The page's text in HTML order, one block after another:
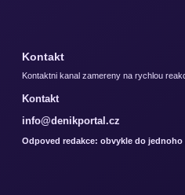
Kontakt
Kontaktni kanal zamereny na rychlou
Kontakt
info@denikportal.cz
Odpoved redakce: obvykle do